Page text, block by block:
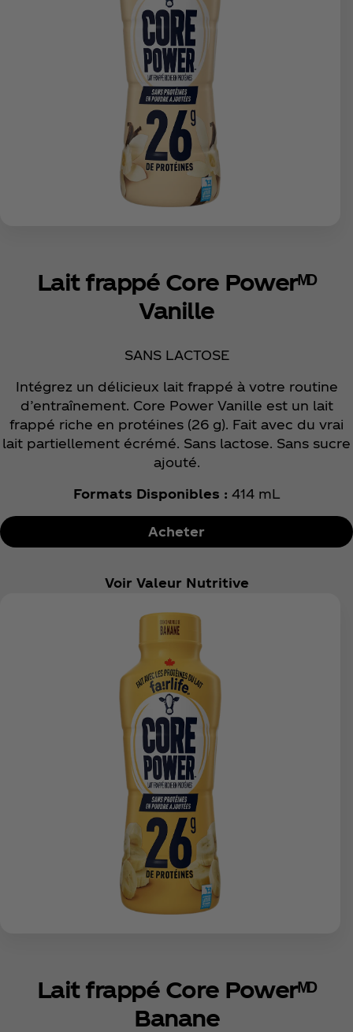
Lait frappé Core Powerᴹᴰ
Vanille
SANS LACTOSE
Intégrez un délicieux lait frappé à votre routine
d’entraînement. Core Power Vanille est un lait
frappé riche en protéines (26 g). Fait avec du vrai
lait partiellement écrémé. Sans lactose. Sans sucre
ajouté.
Formats Disponibles : 414 mL
Acheter
Voir Valeur Nutritive
Lait frappé Core Powerᴹᴰ
Banane